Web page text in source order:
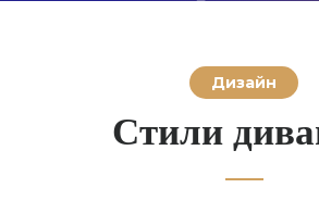
Дизайн
Стили